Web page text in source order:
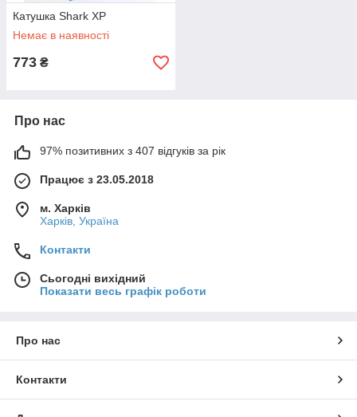
Катушка Shark XP
Немає в наявності
773 ₴
Про нас
97% позитивних з 407 відгуків за рік
Працює з 23.05.2018
м. Харків
Харків, Україна
Контакти
Сьогодні вихідний
Показати весь графік роботи
Про нас
Контакти